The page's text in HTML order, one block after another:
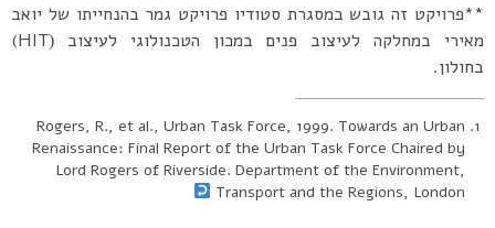
**פרויקט זה גובש במסגרת סטודיו פרויקט גמר בהנחייתו של יואב
מאירי במחלקה לעיצוב פנים במכון הטכנולוגי לעיצוב (ׂHIT)
בחולון.
Rogers, R., et al., Urban Task Force, 1999. Towards an Urban
Renaissance: Final Report of the Urban Task Force Chaired by
Lord Rogers of Riverside. Department of the Environment,
Transport and the Regions, London